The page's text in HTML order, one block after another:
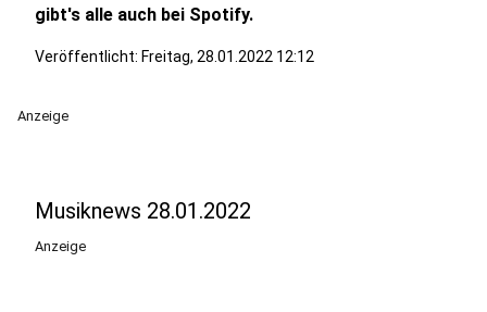
gibt's alle auch bei Spotify.
Veröffentlicht: Freitag, 28.01.2022 12:12
Anzeige
Musiknews 28.01.2022
Anzeige